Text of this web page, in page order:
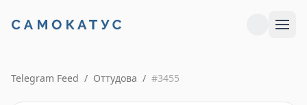
Telegram Feed / Оттудова / #3455